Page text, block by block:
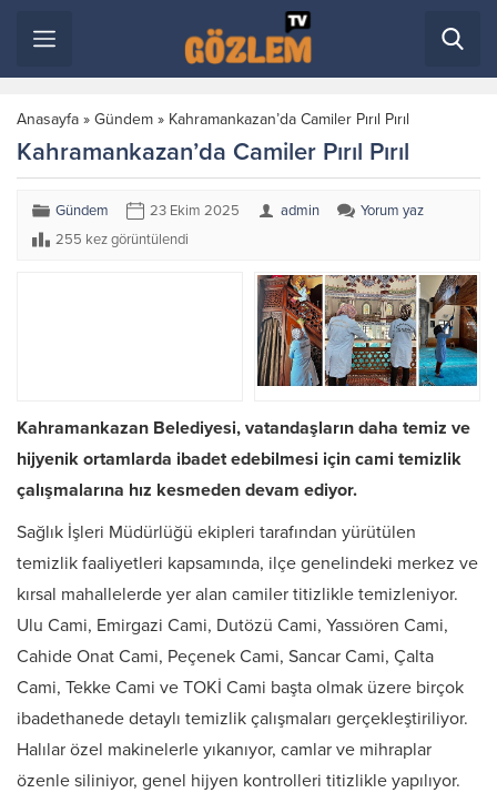
Anasayfa » Gündem » Kahramankazan’da Camiler Pırıl Pırıl
Kahramankazan’da Camiler Pırıl Pırıl
Gündem 23 Ekim 2025 admin
Yorum yaz
255 kez görüntülendi
Kahramankazan Belediyesi, vatandaşların daha temiz ve
hijyenik ortamlarda ibadet edebilmesi için cami temizlik
çalışmalarına hız kesmeden devam ediyor.
Sağlık İşleri Müdürlüğü ekipleri tarafından yürütülen
temizlik faaliyetleri kapsamında, ilçe genelindeki merkez ve
kırsal mahallelerde yer alan camiler titizlikle temizleniyor.
Ulu Cami, Emirgazi Cami, Dutözü Cami, Yassıören Cami,
Cahide Onat Cami, Peçenek Cami, Sancar Cami, Çalta
Cami, Tekke Cami ve TOKİ Cami başta olmak üzere birçok
ibadethanede detaylı temizlik çalışmaları gerçekleştiriliyor.
Halılar özel makinelerle yıkanıyor, camlar ve mihraplar
özenle siliniyor, genel hijyen kontrolleri titizlikle yapılıyor.